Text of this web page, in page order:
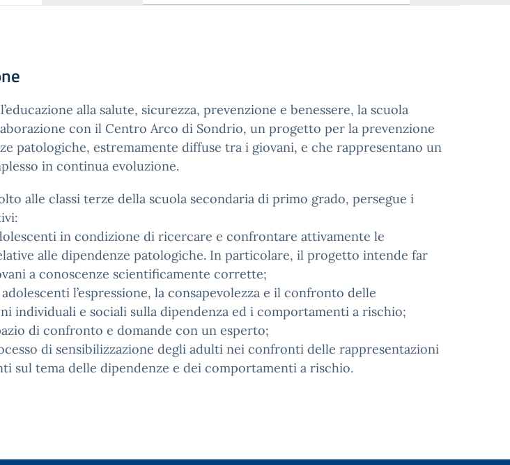
alla salute, sicurezza, prevenzione e benessere, la scuola
con il Centro Arco di Sondrio, un progetto per la prevenzione
patologiche, estremamente diffuse tra i giovani, e che rappresentano un
in continua evoluzione.
alle classi terze della scuola secondaria di primo grado, persegue i
in condizione di ricercare e confrontare attivamente le
alle dipendenze patologiche. In particolare, il progetto intende far
a conoscenze scientificamente corrette;
l’espressione, la consapevolezza e il confronto delle
individuali e sociali sulla dipendenza ed i comportamenti a rischio;
di confronto e domande con un esperto;
di sensibilizzazione degli adulti nei confronti delle rappresentazioni
sul tema delle dipendenze e dei comportamenti a rischio.